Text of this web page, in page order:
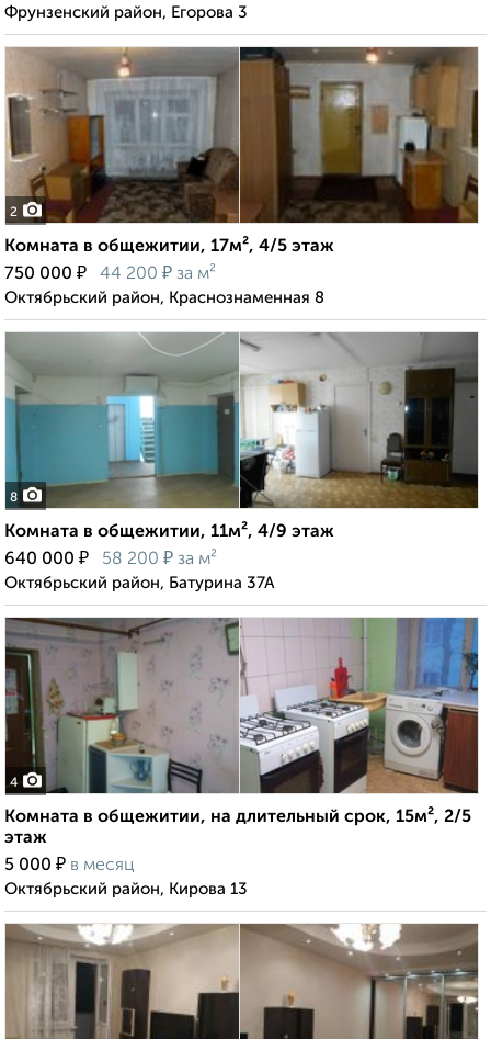
Фрунзенский район, Егорова 3
2
Комната в общежитии, 17м², 4/5 этаж
750 000 ₽ 44 200 ₽ за м²
Октябрьский район, Краснознаменная 8
8
Комната в общежитии, 11м², 4/9 этаж
640 000 ₽ 58 200 ₽ за м²
Октябрьский район, Батурина 37А
4
Комната в общежитии, на длительный срок, 15м², 2/5
этаж
5 000 ₽ в месяц
Октябрьский район, Кирова 13